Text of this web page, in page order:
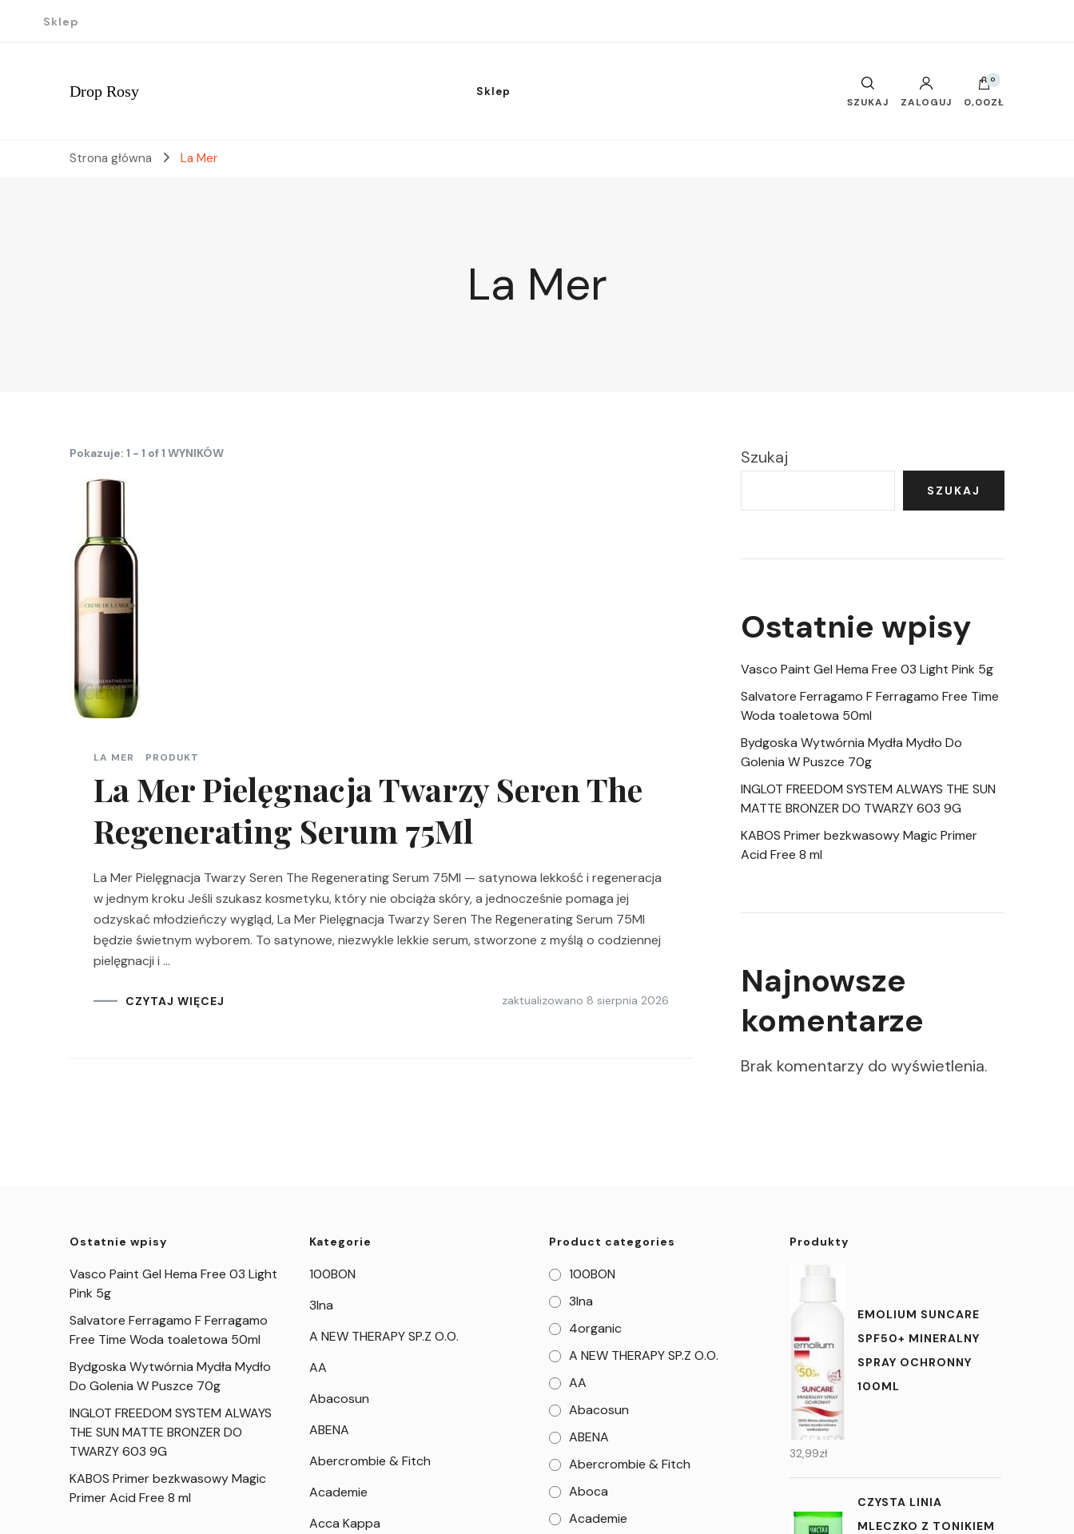
Sklep
Drop Rosy Sklep
SZUKAJ ZALOGUJ
0
0,00ZŁ
Strona główna La Mer
La Mer
Pokazuje: 1 - 1 of 1 WYNIKÓW
LA MER PRODUKT
La Mer Pielęgnacja Twarzy Seren The
Regenerating Serum 75Ml
La Mer Pielęgnacja Twarzy Seren The Regenerating Serum 75Ml — satynowa lekkość i regeneracja
w jednym kroku Jeśli szukasz kosmetyku, który nie obciąża skóry, a jednocześnie pomaga jej
odzyskać młodzieńczy wygląd, La Mer Pielęgnacja Twarzy Seren The Regenerating Serum 75Ml
będzie świetnym wyborem. To satynowe, niezwykle lekkie serum, stworzone z myślą o codziennej
pielęgnacji i …
CZYTAJ WIĘCEJ zaktualizowano 8 sierpnia 2026
Szukaj
SZUKAJ
Ostatnie wpisy
Vasco Paint Gel Hema Free 03 Light Pink 5g
Salvatore Ferragamo F Ferragamo Free Time
Woda toaletowa 50ml
Bydgoska Wytwórnia Mydła Mydło Do
Golenia W Puszce 70g
INGLOT FREEDOM SYSTEM ALWAYS THE SUN
MATTE BRONZER DO TWARZY 603 9G
KABOS Primer bezkwasowy Magic Primer
Acid Free 8 ml
Najnowsze
komentarze
Brak komentarzy do wyświetlenia.
Ostatnie wpisy
Vasco Paint Gel Hema Free 03 Light
Pink 5g
Salvatore Ferragamo F Ferragamo
Free Time Woda toaletowa 50ml
Bydgoska Wytwórnia Mydła Mydło
Do Golenia W Puszce 70g
INGLOT FREEDOM SYSTEM ALWAYS
THE SUN MATTE BRONZER DO
TWARZY 603 9G
KABOS Primer bezkwasowy Magic
Primer Acid Free 8 ml
Kategorie
100BON
3Ina
A NEW THERAPY SP.Z O.O.
AA
Abacosun
ABENA
Abercrombie & Fitch
Academie
Acca Kappa
Product categories
100BON
3Ina
4organic
A NEW THERAPY SP.Z O.O.
AA
Abacosun
ABENA
Abercrombie & Fitch
Aboca
Academie
Produkty
EMOLIUM SUNCARE
SPF50+ MINERALNY
SPRAY OCHRONNY
100ML
32,99zł
CZYSTA LINIA
MLECZKO Z TONIKIEM